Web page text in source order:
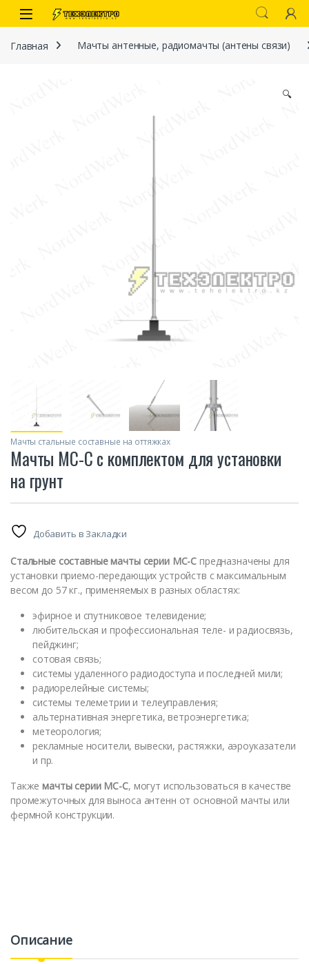
Перейти к навигации
перейти к содержанию
Open
Главная Мачты антенные, радиомачты (антены связи)
🔍
Мачты стальные составные на оттяжках
Мачты МС-С с комплектом для установки
на грунт
Добавить в Закладки
Стальные составные мачты серии МС-С предназначены для
установки приемо-передающих устройств с максимальным
весом до 57 кг., применяемых в разных областях:
эфирное и спутниковое телевидение;
любительская и профессиональная теле- и радиосвязь,
пейджинг;
сотовая связь;
системы удаленного радиодоступа и последней мили;
радиорелейные системы;
системы телеметрии и телеуправления;
альтернативная энергетика, ветроэнергетика;
метеорология;
рекламные носители, вывески, растяжки, аэроуказатели
и пр.
Также мачты серии МС-С, могут использоваться в качестве
промежуточных для выноса антенн от основной мачты или
фермной конструкции.
Описание